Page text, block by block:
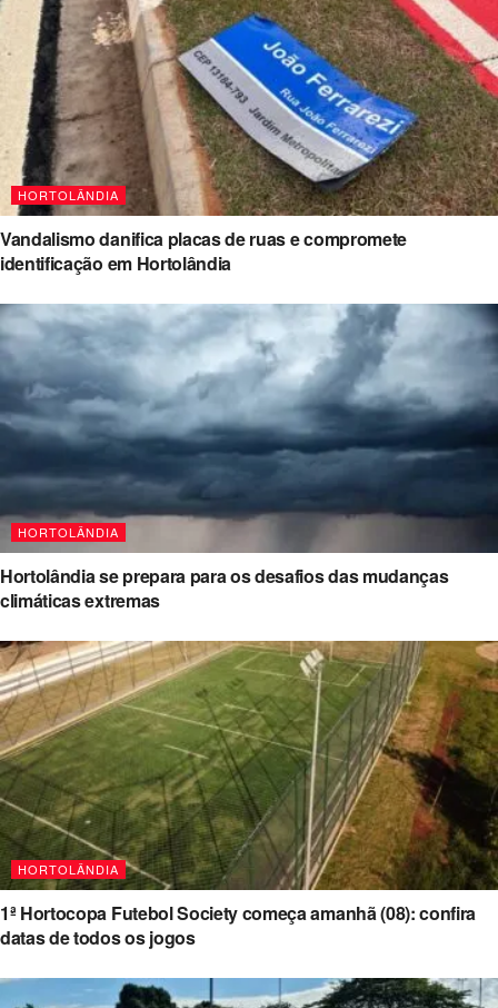
HORTOLÂNDIA
Vandalismo danifica placas de ruas e compromete
identificação em Hortolândia
HORTOLÂNDIA
Hortolândia se prepara para os desafios das mudanças
climáticas extremas
HORTOLÂNDIA
1ª Hortocopa Futebol Society começa amanhã (08): confira
datas de todos os jogos